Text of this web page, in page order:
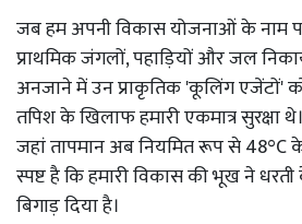
जब हम अपनी विकास योजनाओं के नाम
प्राथमिक जंगलों, पहाड़ियों और जल
अनजाने में उन प्राकृतिक 'कूलिंग एजेंटों'
तपिश के खिलाफ हमारी एकमात्र सुरक्षा
जहां तापमान अब नियमित रूप से 48°C
स्पष्ट है कि हमारी विकास की भूख ने
बिगाड़ दिया है।